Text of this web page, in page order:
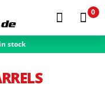
0
stock